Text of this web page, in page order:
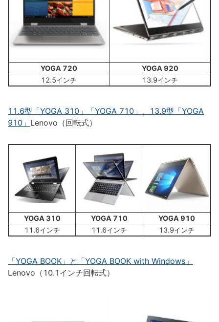
YOGA 720
YOGA 920
12.5インチ
13.9インチ
11.6型「YOGA 310」「YOGA 710」、13.9型「YOGA
910」 Lenovo（回転式）
YOGA 310 YOGA 710
YOGA 910
11.6インチ
11.6インチ 13.9インチ
「YOGA BOOK」と「YOGA BOOK with Windows」
Lenovo（10.1インチ回転式）